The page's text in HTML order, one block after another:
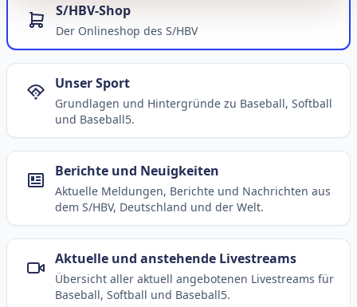
S/HBV-Shop
Der Onlineshop des S/HBV
Unser Sport
Grundlagen und Hintergründe zu Baseball, Softball
und Baseball5.
Berichte und Neuigkeiten
Aktuelle Meldungen, Berichte und Nachrichten aus
dem S/HBV, Deutschland und der Welt.
Aktuelle und anstehende Livestreams
Übersicht aller aktuell angebotenen Livestreams für
Baseball, Softball und Baseball5.
gerne an die Verbandsadresse
schicken.